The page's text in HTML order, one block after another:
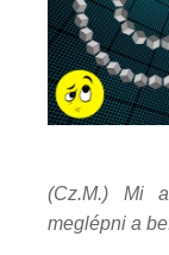
(Cz.M.) Mi
meglépni a